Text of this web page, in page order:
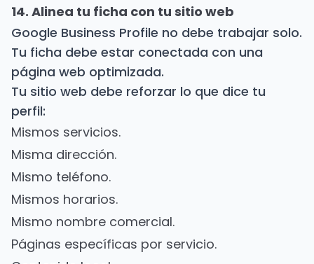
14. Alinea tu ficha con tu sitio web
Google Business Profile no debe trabajar solo.
Tu ficha debe estar conectada con una
página web optimizada.
Tu sitio web debe reforzar lo que dice tu
perfil:
Mismos servicios.
Misma dirección.
Mismo teléfono.
Mismos horarios.
Mismo nombre comercial.
Páginas específicas por servicio.